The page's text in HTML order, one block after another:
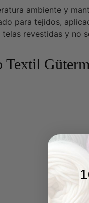
ambiente y
para tejidos,
revestidas y no
Textil